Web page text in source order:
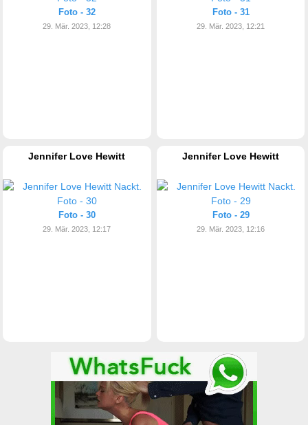
Foto - 32
29. Mär. 2023, 12:28
Foto - 31
29. Mär. 2023, 12:21
Jennifer Love Hewitt
Foto - 30
29. Mär. 2023, 12:17
Jennifer Love Hewitt
Foto - 29
29. Mär. 2023, 12:16